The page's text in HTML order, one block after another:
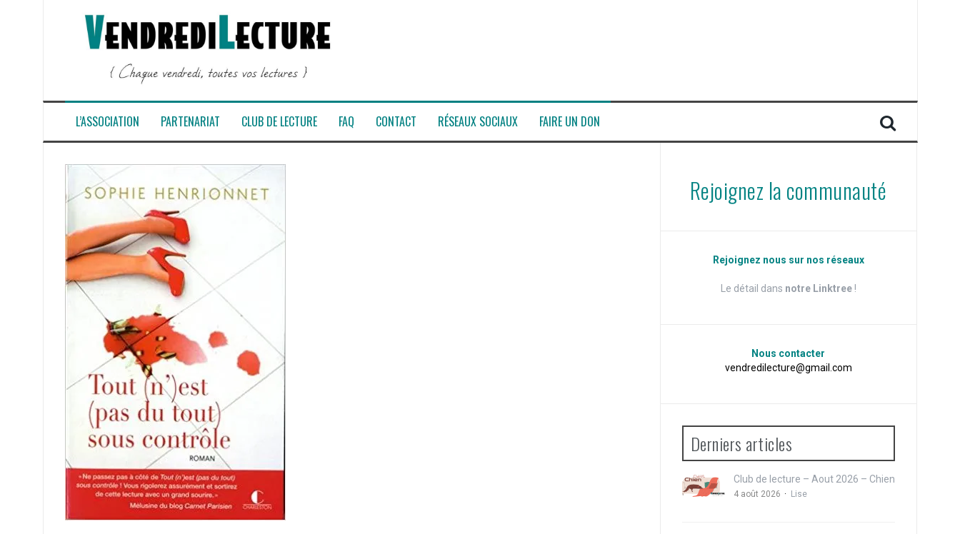
L’ASSOCIATION PARTENARIAT CLUB DE LECTURE FAQ CONTACT RÉSEAUX SOCIAUX FAIRE UN DON
Rejoignez la communauté
Rejoignez nous sur nos réseaux
Le détail dans notre Linktree!
Nous contacter
vendredilecture@gmail.com
Derniers articles
Club de lecture – Aout 2026 – Chien
4 août 2026 Lise